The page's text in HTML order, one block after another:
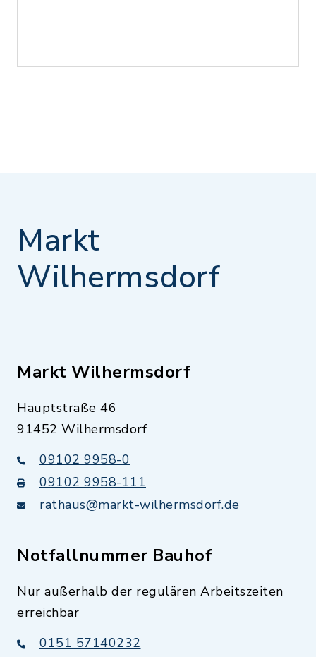
Markt
Wilhermsdorf
Markt Wilhermsdorf
Hauptstraße 46
91452 Wilhermsdorf
09102 9958-0
09102 9958-111
rathaus@markt-wilhermsdorf.de
Notfallnummer Bauhof
Nur außerhalb der regulären Arbeitszeiten
erreichbar
0151 57140232